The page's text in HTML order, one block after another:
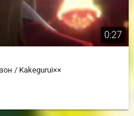
0:27
/ Kakegurui××